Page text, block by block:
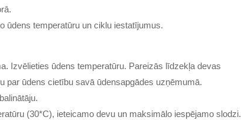
ūdens temperatūru un ciklu iestatījumus.
Izvēlieties ūdens temperatūru. Pareizās līdzekļa devas
par ūdens cietību savā ūdensapgādes uzņēmumā.
(30*C), ieteicamo devu un maksimālo iespējamo slodzi.